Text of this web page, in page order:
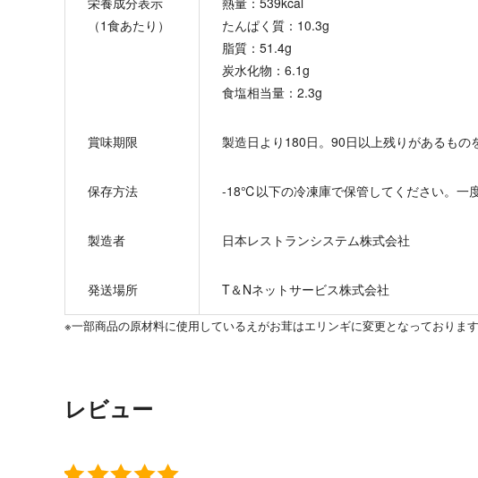
（1食あたり）
たんぱく質：10.3g
脂質：51.4g
炭水化物：6.1g
食塩相当量：2.3g
賞味期限 製造日より180日。90日以上残りがあるもの
保存方法 -18℃以下の冷凍庫で保管してください。一
製造者 日本レストランシステム株式会社
発送場所 T＆Nネットサービス株式会社
※一部商品の原材料に使用しているえがお茸はエリンギに変更となっております
レビュー